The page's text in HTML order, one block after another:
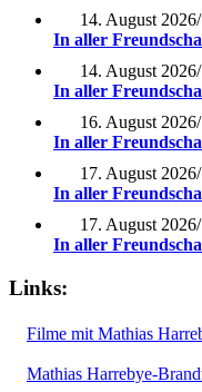
14. August 2026/
In aller
14. August 2026/
In aller
16. August 2026/
In aller
17. August 2026/
In aller
17. August 2026/
In aller
Links:
Filme mit Mathias
Mathias Harrebye-